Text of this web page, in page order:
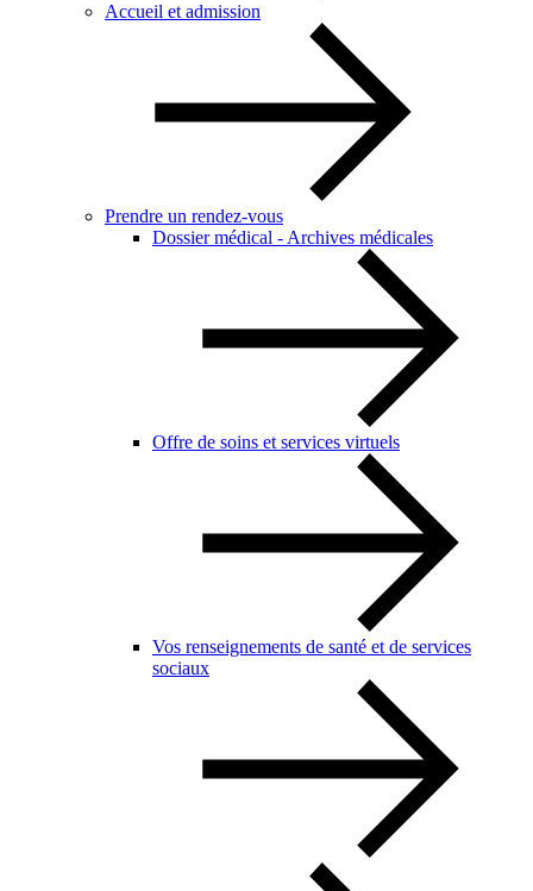
Accueil et admission
Prendre un rendez-vous
Dossier médical - Archives médicales
Offre de soins et services virtuels
Vos renseignements de santé et de services
sociaux